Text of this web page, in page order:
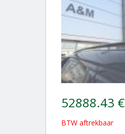
52888.43 €
BTW aftrekbaar